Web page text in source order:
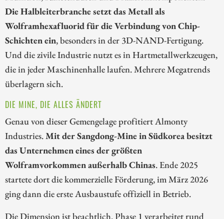
Die Halbleiterbranche setzt das Metall als
Wolframhexafluorid für die Verbindung von Chip-
Schichten ein, besonders in der 3D-NAND-Fertigung.
Und die zivile Industrie nutzt es in Hartmetallwerkzeugen,
die in jeder Maschinenhalle laufen. Mehrere Megatrends
überlagern sich.
DIE MINE, DIE ALLES ÄNDERT
Genau von dieser Gemengelage profitiert Almonty
Industries. Mit der Sangdong-Mine in Südkorea besitzt
das Unternehmen eines der größten
Wolframvorkommen außerhalb Chinas. Ende 2025
startete dort die kommerzielle Förderung, im März 2026
ging dann die erste Ausbaustufe offiziell in Betrieb.
Die Dimension ist beachtlich. Phase 1 verarbeitet rund